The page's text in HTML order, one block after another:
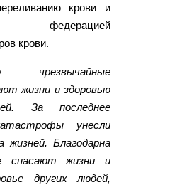
крови и
федерацией
крови.
чрезвычайные
жизни и здоровью
За последнее
унесли
жизней. Благодарна
спасают жизни и
других людей,